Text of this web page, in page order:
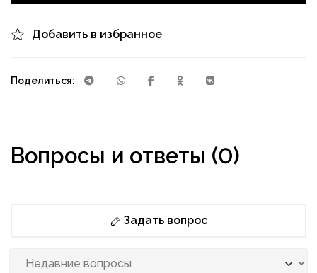
Добавить в избранное
Поделиться:
Вопросы и ответы (0)
Задать вопрос